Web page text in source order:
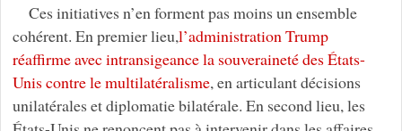
Ces initiatives n’en forment pas moins un ensemble
cohérent. En premier lieu,l’administration Trump
réaffirme avec intransigeance la souveraineté des États-
Unis contre le multilatéralisme, en articulant décisions
unilatérales et diplomatie bilatérale. En second lieu, les